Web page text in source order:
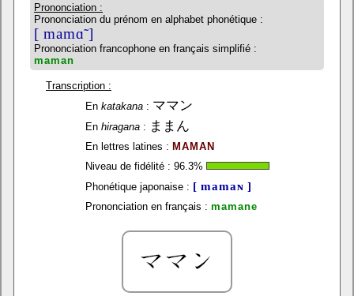
Prononciation :
Prononciation du prénom en alphabet phonétique :
[ mamɑ̃ ]
Prononciation francophone en français simplifié :
maman
Transcription :
En katakana: ママン
En hiragana: ままん
En lettres latines : MAMAN
Niveau de fidélité : 96.3%
Phonétique japonaise : [ mamaɴ ]
Prononciation en français : mamane